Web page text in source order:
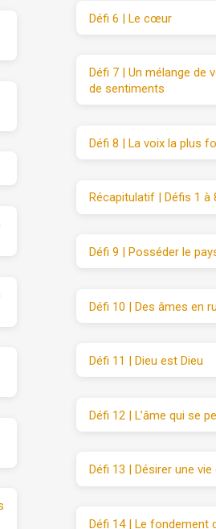
Défi 6 | Le cœur
Défi 7 | Un mélange de
de sentiments
Défi 8 | La voix la plus
Récapitulatif | Défis 1 à
Défi 9 | Posséder le
Défi 10 | Des âmes en
Défi 11 | Dieu est Dieu
Défi 12 | L’âme qui se
Défi 13 | Désirer une
Défi 14 | Le fondement